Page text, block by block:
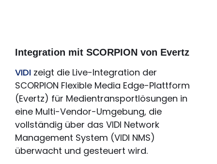
Integration mit SCORPION von Evertz
VIDI zeigt die Live-Integration der
SCORPION Flexible Media Edge-Plattform
(Evertz) für Medientransportlösungen in
eine Multi-Vendor-Umgebung, die
vollständig über das VIDI Network
Management System (VIDI NMS)
überwacht und gesteuert wird.